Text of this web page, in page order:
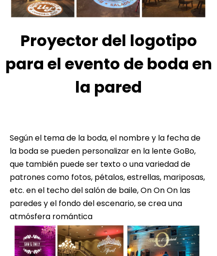
Proyector del logotipo
para el evento de boda en
la pared
Según el tema de la boda, el nombre y la fecha de
la boda se pueden personalizar en la lente GoBo,
que también puede ser texto o una variedad de
patrones como fotos, pétalos, estrellas, mariposas,
etc. en el techo del salón de baile, On On On las
paredes y el fondo del escenario, se crea una
atmósfera romántica